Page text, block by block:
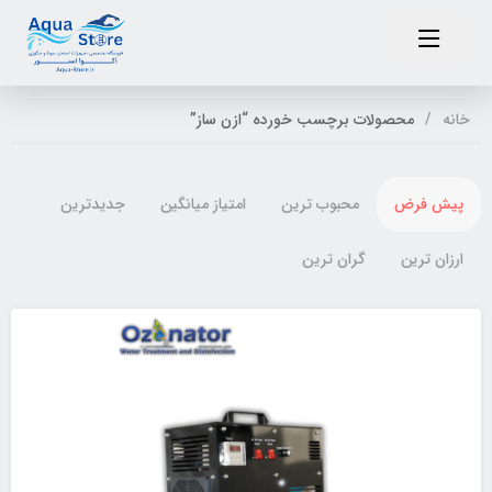
خانه محصولات برچسب خورده “ازن ساز”
پیش فرض محبوب ترین امتیاز میانگین جدیدترین
ارزان ترین گران ترین